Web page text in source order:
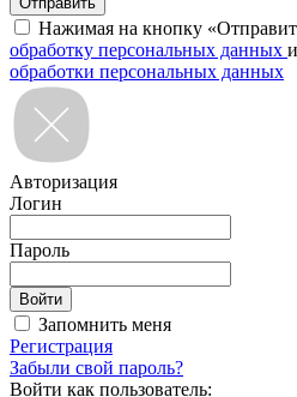
Нажимая на кнопку
обработку персональных данных
обработки персональных данных
Авторизация
Логин
Пароль
Запомнить меня
Регистрация
Забыли свой пароль?
Войти как пользователь: